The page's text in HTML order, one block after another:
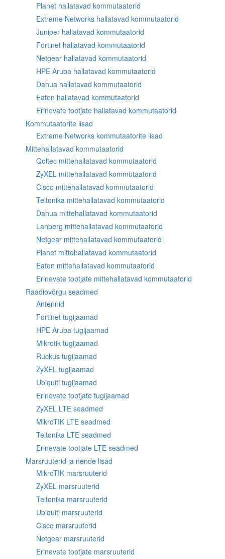
Planet hallatavad kommutaatorid
Extreme Networks hallatavad kommutaatorid
Juniper hallatavad kommutaatorid
Fortinet hallatavad kommutaatorid
Netgear hallatavad kommutaatorid
HPE Aruba hallatavad kommutaatorid
Dahua hallatavad kommutaatorid
Eaton hallatavad kommutaatorid
Erinevate tootjate hallatavad kommutaatorid
Kommutaatorite lisad
Extreme Networks kommutaatorite lisad
Mittehallatavad kommutaatorid
Qoltec mittehallatavad kommutaatorid
ZyXEL mittehallatavad kommutaatorid
Cisco mittehallatavad kommutaatorid
Teltonika mittehallatavad kommutaatorid
Dahua mittehallatavad kommutaatorid
Lanberg mittehallatavad kommutaatorid
Netgear mittehallatavad kommutaatorid
Planet mittehallatavad kommutaatorid
Eaton mittehallatavad kommutaatorid
Erinevate tootjate mittehallatavad kommutaatorid
Raadiovõrgu seadmed
Antennid
Fortinet tugijaamad
HPE Aruba tugijaamad
Mikrotik tugijaamad
Ruckus tugijaamad
ZyXEL tugijaamad
Ubiquiti tugijaamad
Erinevate tootjate tugijaamad
ZyXEL LTE seadmed
MikroTIK LTE seadmed
Teltonika LTE seadmed
Erinevate tootjate LTE seadmed
Marsruuterid ja nende lisad
MikroTIK marsruuterid
ZyXEL marsruuterid
Teltonika marsruuterid
Ubiquiti marsruuterid
Cisco marsruuterid
Netgear marsruuterid
Erinevate tootjate marsruuterid